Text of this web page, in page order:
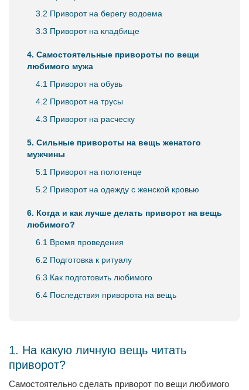
3.2 Приворот на берегу водоема
3.3 Приворот на кладбище
4. Самостоятельные привороты по вещи
любимого мужа
4.1 Приворот на обувь
4.2 Приворот на трусы
4.3 Приворот на расческу
5. Сильные привороты на вещь женатого
мужчины
5.1 Приворот на полотенце
5.2 Приворот на одежду с женской кровью
6. Когда и как лучше делать приворот на вещь
любимого?
6.1 Время проведения
6.2 Подготовка к ритуалу
6.3 Как подготовить любимого
6.4 Последствия приворота на вещь
1. На какую личную вещь читать
приворот?
Самостоятельно сделать приворот по вещи любимого